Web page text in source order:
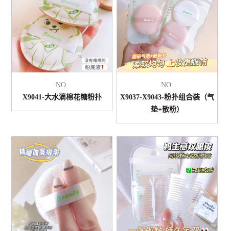
NO.
X9041-大水滴棉花糖粉扑
NO.
X9037-X9043-粉扑组合装（气
垫+散粉）